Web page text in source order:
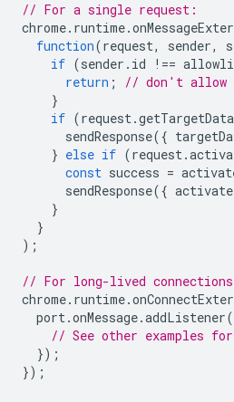
// For a single request:
chrome. runtime.
function(request, sender,
if (sender . id !==
return ;
// don't allow
}
if (request.getTargetData
sendResponse({
} else if (request.
const success =
sendResponse({
}
}
);
// For long-lived
chrome. runtime.
port.onMessage.addListener(
// See other examples for
});
});